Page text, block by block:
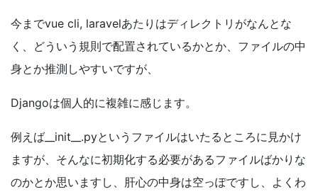
今までvue cli, laravelあたりはディレクトリがなんとな
く、どういう規則で配置されているかとか、ファイルの中
身とか推測しやすいですが、
Djangoは個人的に複雑に感じます。
例えば __init__.pyというファイルはいたるところに見かけ
ますが、そんなに初期化する必要があるファイルばかりな
のかとか思いますし、肝心の中身は空っぽですし、よくわ